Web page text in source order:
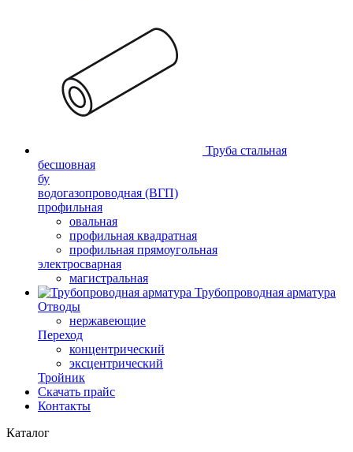
Труба стальная
бесшовная
бу
водогазопроводная (ВГП)
профильная
овальная
профильная квадратная
профильная прямоугольная
электросварная
магистральная
Трубопроводная арматура
Отводы
нержавеющие
Переход
концентрический
эксцентрический
Тройник
Скачать прайс
Контакты
Каталог